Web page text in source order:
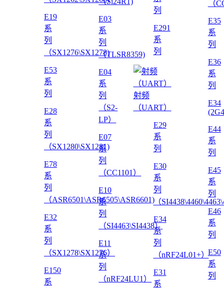
E19
系
列
（SX1276\SX1278)
E53
系
列
E28
系
列
（SX1280\SX1281)
E78
系
列
（ASR6501\ASR6505\ASR6601)
E32
系
列
（SX1278\SX1276）
E150
系
E03
系
列
（TLSR8359)
E04
系
列
（S2-
LP）
E07
系
列
（CC1101）
E10
系
列
（SI4463\SI4438）
E11
系
列
（nRF24LU1）
列
E291
系
列
射频
（UART）
E29
系
列
E30
系
列
（
E34
系
列
（nRF24L01+）
E31
系
（
E35
系
列
E36
系
列
E34
E44
系
列
E45
系
列
E46
系
列
E50
系
列